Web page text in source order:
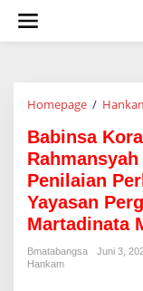
w
Homepage /
Babinsa
Penilaian
Yayasan
Martadinata
Bmatabangsa
Juni 3,
Hankam